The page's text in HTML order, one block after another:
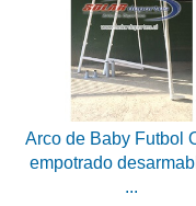
Arco de Baby Futbol
empotrado
...